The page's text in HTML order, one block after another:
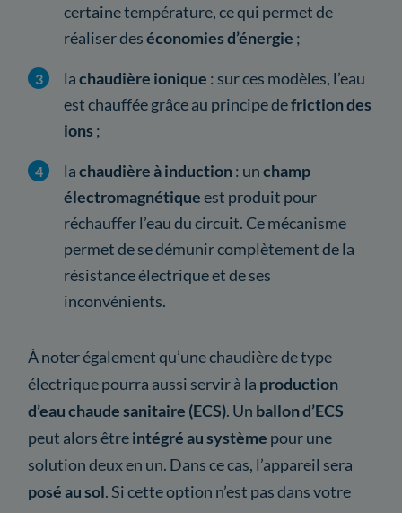
certaine température, ce qui permet de
réaliser deséconomies d’énergie ;
lachaudière ionique : sur ces modèles, l’eau
est chauffée grâce au principe defriction des
ions ;
lachaudière à induction: unchamp
électromagnétiqueest produit pour
réchauffer l’eau du circuit. Ce mécanisme
permet de se démunir complètement de la
résistance électrique et de ses
inconvénients.
À noter également qu’une chaudière de type
électrique pourra aussi servir à la production
d’eau chaude sanitaire (ECS). Un ballon d’ECS
peut alors êtreintégré au système pour une
solution deux en un. Dans ce cas, l’appareil sera
posé au sol. Si cette option n’est pas dans votre